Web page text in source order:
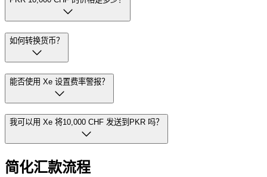
如何转换货币？
能否使用 Xe 设置费率警报？
我可以用 Xe 将10,000 CHF 发送到PKR 吗？
简化汇款流程